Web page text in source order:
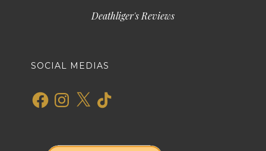
Deathliger's Reviews
SOCIAL MEDIAS
FacebookInstagram
X TikTok